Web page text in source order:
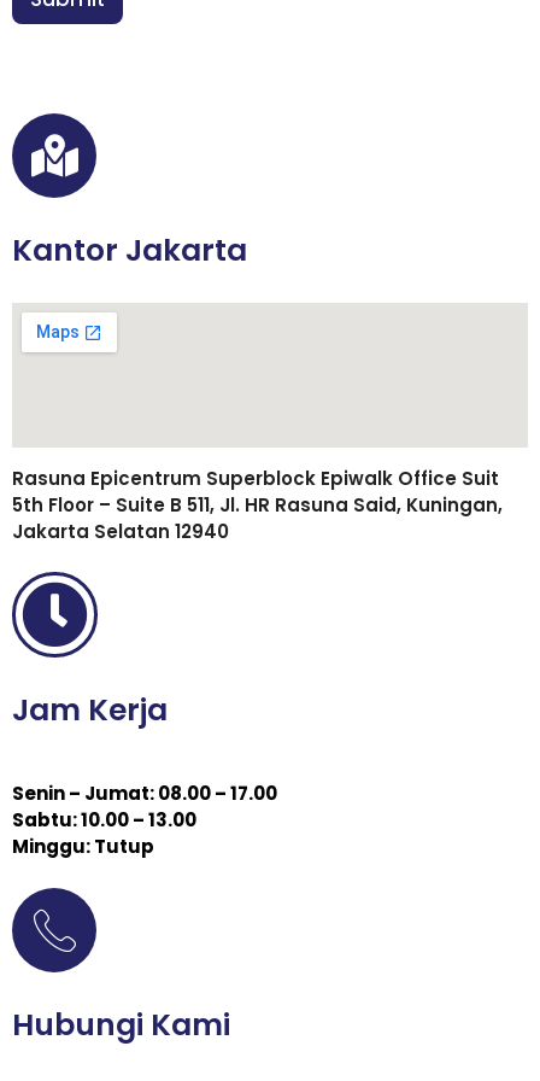
*
Kantor Jakarta
Rasuna Epicentrum Superblock Epiwalk Office Suit
5th Floor – Suite B 511, Jl. HR Rasuna Said, Kuningan,
Jakarta Selatan 12940
Jam Kerja
Senin – Jumat: 08.00 – 17.00
Sabtu: 10.00 – 13.00
Minggu: Tutup
Hubungi Kami